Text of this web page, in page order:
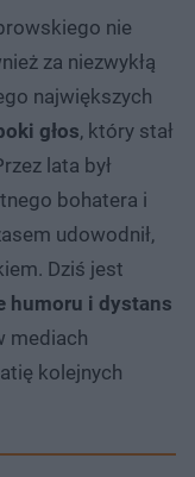
nie
za niezwykłą
największych
głos, który stał
lata był
bohatera i
udowodnił,
Dziś jest
humoru i dystans
mediach
kolejnych